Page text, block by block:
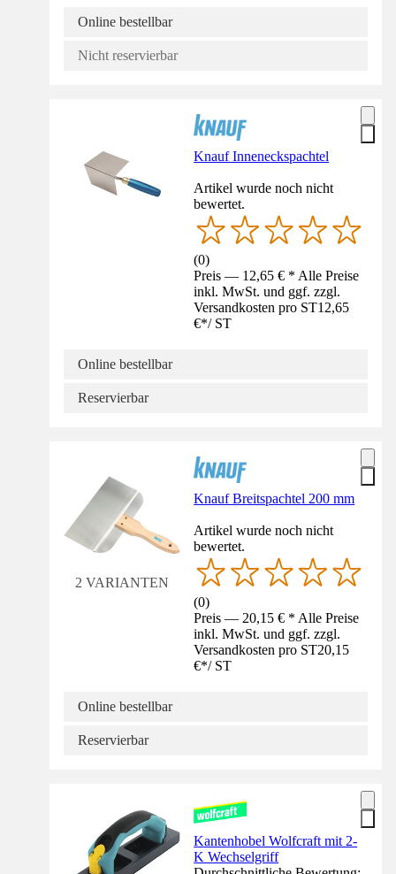
Online bestellbar
Nicht reservierbar
Knauf Inneneckspachtel
Artikel wurde noch nicht
bewertet.
(0)
Preis — 12,65 € * Alle Preise
inkl. MwSt. und ggf. zzgl.
Versandkosten pro ST12,65
€*/ ST
Online bestellbar
Reservierbar
2 VARIANTEN
Knauf Breitspachtel 200 mm
Artikel wurde noch nicht
bewertet.
(0)
Preis — 20,15 € * Alle Preise
inkl. MwSt. und ggf. zzgl.
Versandkosten pro ST20,15
€*/ ST
Online bestellbar
Reservierbar
Kantenhobel Wolfcraft mit 2-
K Wechselgriff